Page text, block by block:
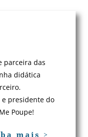
parceira das
didática
presidente do
Poupe!
mais >